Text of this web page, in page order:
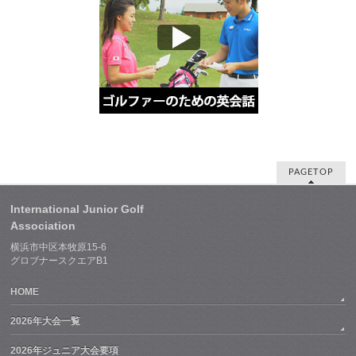
PAGETOP
International Junior Golf
Association
横浜市中区本牧原15-6
グロブナースクエアB1
HOME
2026年大会一覧
2026年ジュニア大会要項